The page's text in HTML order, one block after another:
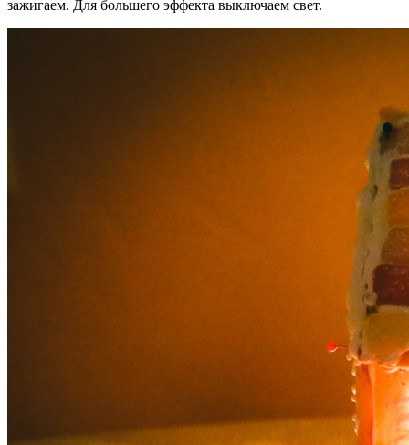
зажигаем. Для большего эффекта выключаем свет.